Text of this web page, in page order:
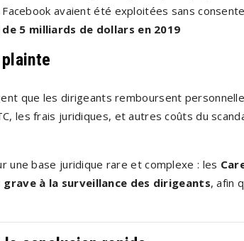
avaient été exploitées sans
5 milliards de dollars en 2019
que les dirigeants remboursent
les frais juridiques, et autres coûts du
une base juridique rare et complexe : les
grave à la surveillance des dirigeants, afin